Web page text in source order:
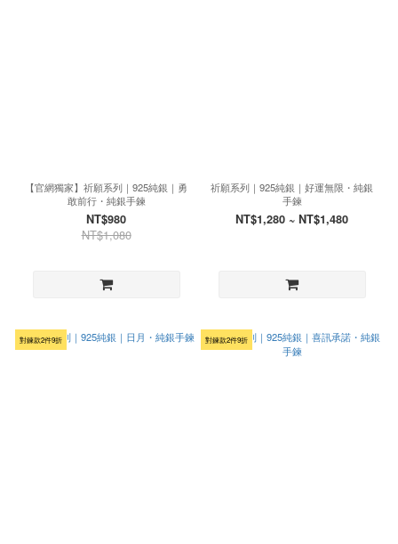
【官網獨家】祈願系列｜925純銀｜勇
敢前行・純銀手鍊
NT$980
NT$1,080
祈願系列｜925純銀｜好運無限・純銀
手鍊
NT$1,280 ~ NT$1,480
對鍊款2件9折 對鍊款2件9折